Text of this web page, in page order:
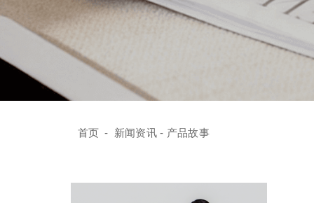
首页 - 新闻资讯- 产品故事